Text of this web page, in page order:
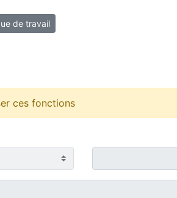
de travail
ces fonctions